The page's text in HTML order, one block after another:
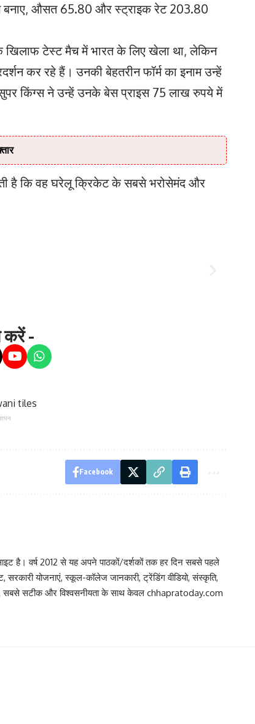
बनाए, औसत 65.80 और स्ट्राइक रेट 203.80
टेस्ट मैच में भारत के लिए खेला था, लेकिन
कर रहे हैं। उनकी बेहतरीन फॉर्म का इनाम उन्हें
किंग्स ने उन्हें उनके बेस प्राइस 75 लाख रुपये में
है कि वह घरेलू क्रिकेट के सबसे भरोसेमंद और
करें -
Facebook
है। वर्ष 2012 से यह अपने पाठकों/दर्शकों तक हर दिन सबसे पहले
योजनाएं, स्कूल-कॉलेज जानकारी, ट्रेंडिंग वीडियो, संस्कृति,
सटीक और विश्वसनीयता के साथ केवल chhapratoday.com